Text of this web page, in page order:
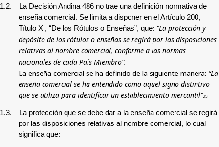
1.2.
La Decisión Andina 486 no trae una definición normativa de
enseña comercial. Se limita a disponer en el Artículo 200,
Título XI, “De los Rótulos o Enseñas”, que: “La protección y
depósito de los rótulos o enseñas se regirá por las disposiciones
relativas al nombre comercial, conforme a las normas
nacionales de cada País Miembro”.
La enseña comercial se ha definido de la siguiente manera: “La
enseña comercial se ha entendido como aquel signo distintivo
que se utiliza para identificar un establecimiento mercantil”. [5]
1.3.
La protección que se debe dar a la enseña comercial se regirá
por las disposiciones relativas al nombre comercial, lo cual
significa que: